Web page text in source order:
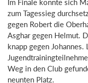
Im Finale konnte sich
zum Tagessieg
gegen Robert die
Asghar gegen Helmut.
knapp gegen Johannes.
Weg in den Club
neunten Platz.